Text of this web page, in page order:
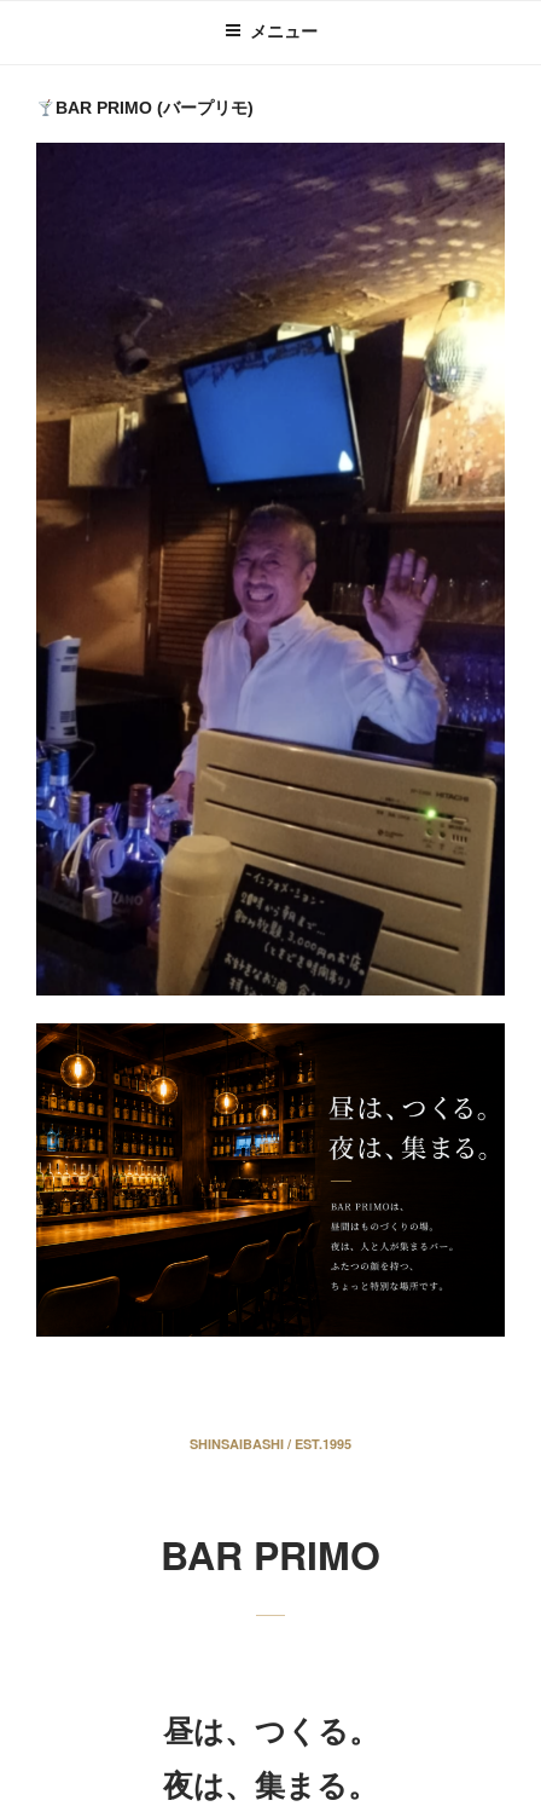
メニュー
BAR PRIMO (バープリモ)
SHINSAIBASHI / EST.1995
BAR PRIMO
昼は、つくる。
夜は、集まる。